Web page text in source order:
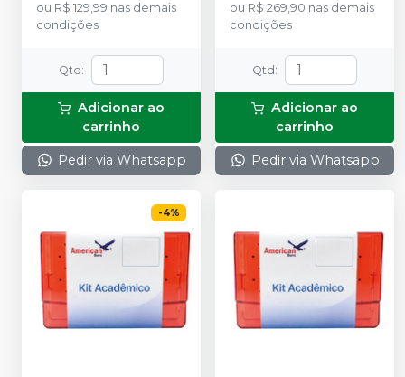
ou R$ 129,99 nas demais
condições
Qtd :
Adicionar ao
carrinho
Pedir via Whatsapp
ou R$ 269,90 nas demais
condições
Qtd :
Adicionar ao
carrinho
Pedir via Whatsapp
-4%